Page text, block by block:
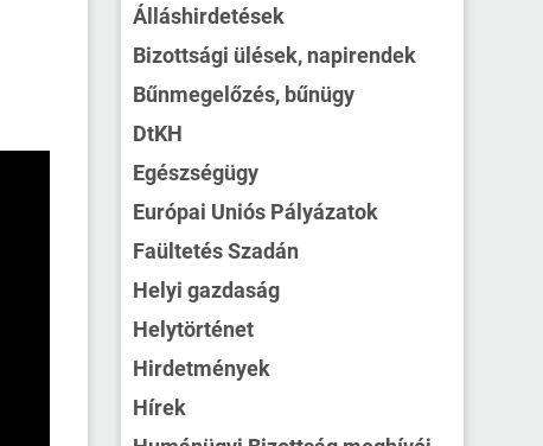
Álláshirdetések
Bizottsági ülések, napirendek
Bűnmegelőzés, bűnügy
DtKH
Egészségügy
Európai Uniós Pályázatok
Faültetés Szadán
Helyi gazdaság
Helytörténet
Hirdetmények
Hírek